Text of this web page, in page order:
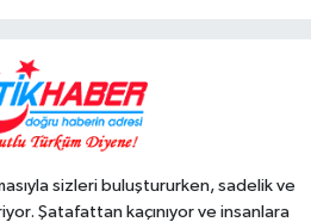
sizleri buluştururken, sadelik ve
Şatafattan kaçınıyor ve insanlara